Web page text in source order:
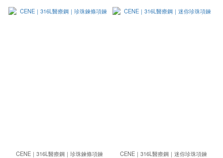
CENE｜316L醫療鋼｜珍珠鍊條項鍊 CENE｜316L醫療鋼｜迷你珍珠項鍊